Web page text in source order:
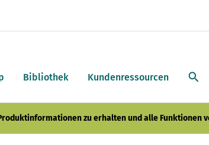
Bibliothek Kundenressourcen
zu erhalten und alle Funktionen